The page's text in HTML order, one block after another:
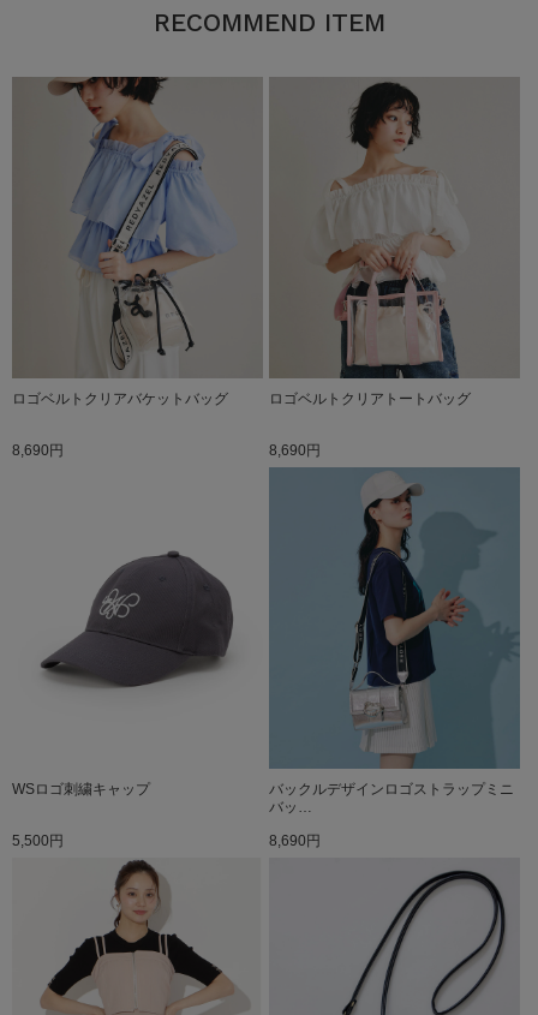
RECOMMEND ITEM
ロゴベルトクリアバケットバッグ
8,690円
ロゴベルトクリアトートバッグ
8,690円
WSロゴ刺繍キャップ
5,500円
バックルデザインロゴストラップミニ
バッ…
8,690円